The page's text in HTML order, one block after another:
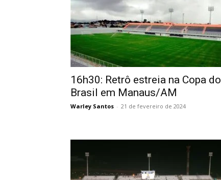
16h30: Retrô estreia na Copa do
Brasil em Manaus/AM
Warley Santos - 21 de fevereiro de 2024